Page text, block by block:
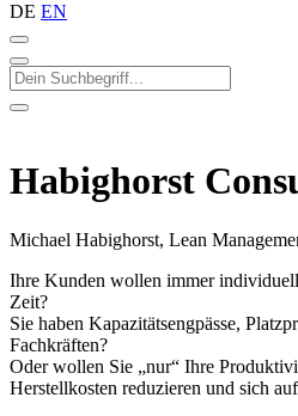
DE EN
Habighorst
Michael Habighorst, Lean
Ihre Kunden wollen immer
Zeit?
Sie haben Kapazitätsengpässe,
Fachkräften?
Oder wollen Sie „nur“ Ihre
Herstellkosten reduzieren und sich